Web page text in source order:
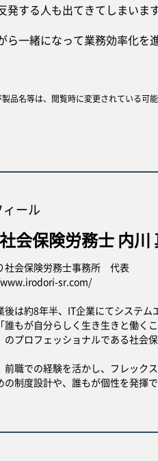
する人も出てきてしまいます
一緒になって業務効率化を
名等は、閲覧時に変更されている可能
ール
会保険労務士 内川
社会保険労務士事務所 代表
sr.com/
後は約8年半、IT企業にてシステ
誰もが自分らしく生き生きと働く
のプロフェッショナルである社会
前職での経験を活かし、フレック
の制度設計や、誰もが個性を発揮